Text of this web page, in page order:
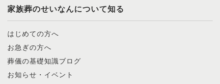
家族葬のせいなんについて知る
はじめての方へ
お急ぎの方へ
葬儀の基礎知識ブログ
お知らせ・イベント